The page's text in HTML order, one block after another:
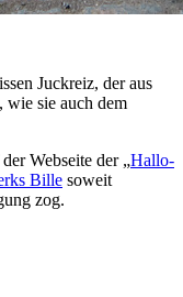
Juckreiz, der aus
wie sie auch dem
Webseite der „Hallo-
Bille soweit
zog.